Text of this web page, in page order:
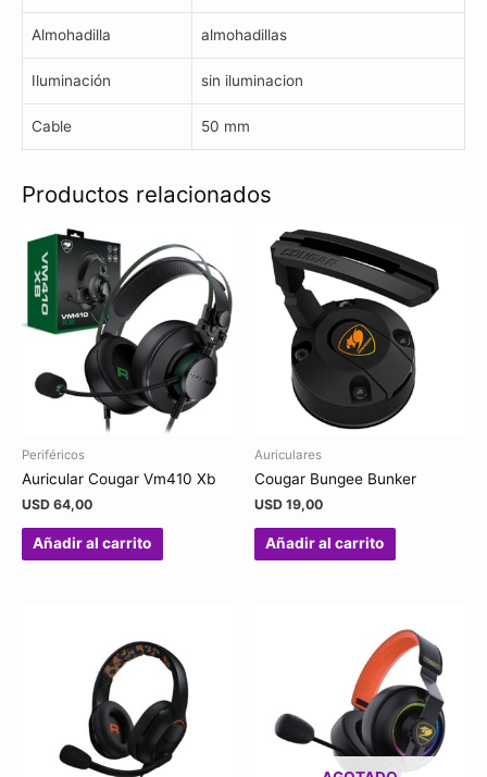
Almohadilla almohadillas
Iluminación sin iluminacion
Cable 50 mm
Productos relacionados
Periféricos
Auricular Cougar Vm410 Xb
USD 64,00
Añadir al carrito
Auriculares
Cougar Bungee Bunker
USD 19,00
Añadir al carrito